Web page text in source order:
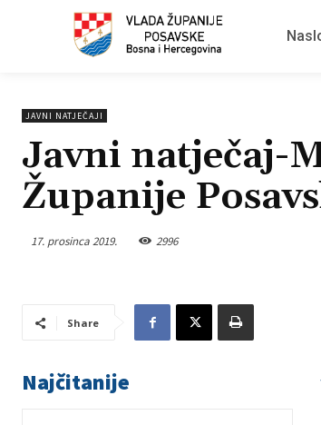
JAVNI NATJEČAJI
Javni natječaj-
Županije
17. prosinca 2019. 2996
Share
Najčitanije